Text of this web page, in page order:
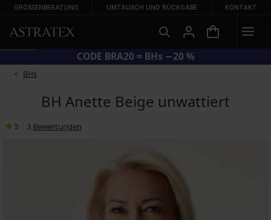
GRÖSSENBERATUNG UMTAUSCH UND RÜCKGABE KONTAKT
CODE BRA20 = BHs −20 %
BHs
BH Anette Beige unwattiert
5 3 Bewertungen